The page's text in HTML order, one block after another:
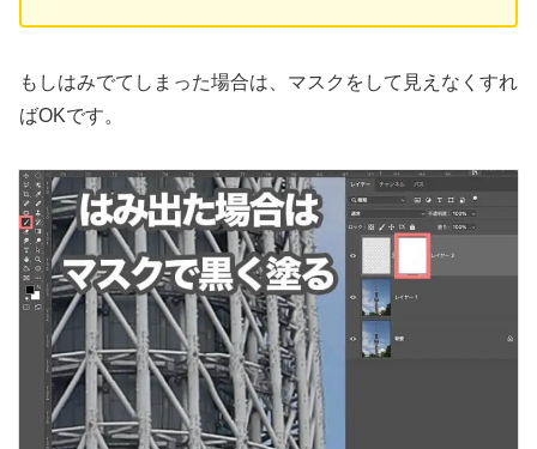
もしはみでてしまった場合は、マスクをして見えなくすれ
ばOKです。